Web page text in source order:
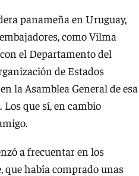
panameña en Uruguay,
como Vilma
el Departamento del
de Estados
la Asamblea General de esa
que sí, en cambio
a frecuentar en los
que había comprado unas